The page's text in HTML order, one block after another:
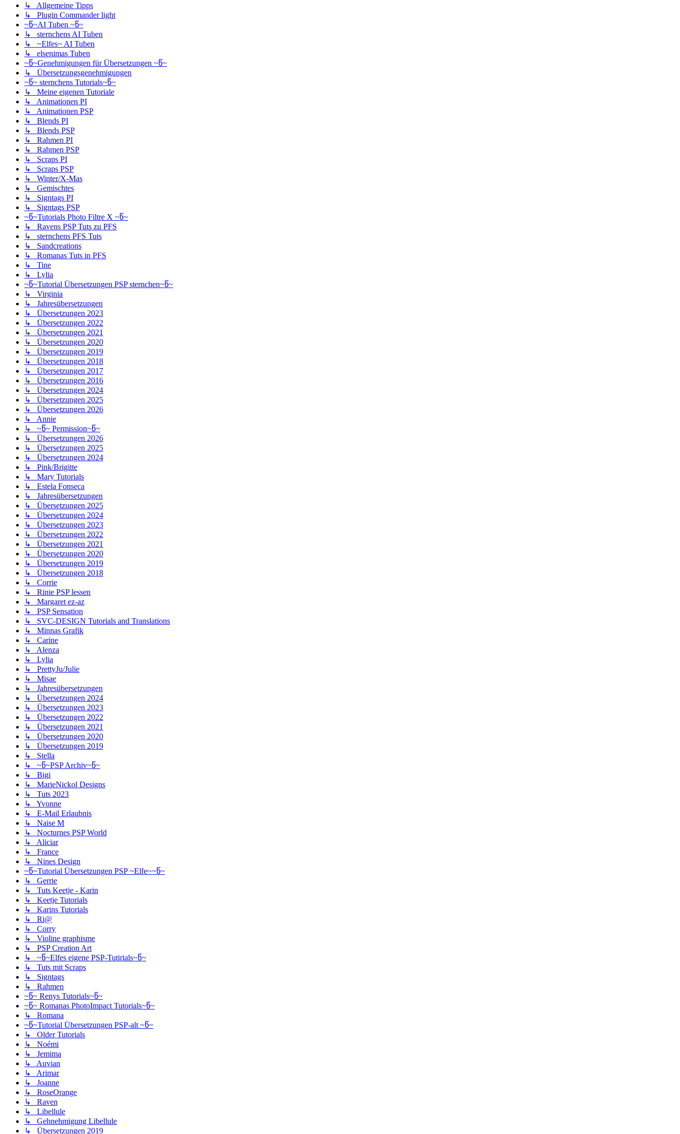
↳ Allgemeine Tipps
↳ Plugin Commander light
~წ~AI Tuben ~წ~
↳ sternchens AI Tuben
↳ ~Elfes~ AI Tuben
↳ elsenimas Tuben
~წ~Genehmigungen für Übersetzungen ~წ~
↳ Übersetzungsgenehmigungen
~წ~ sternchens Tutorials~წ~
↳ Meine eigenen Tutoriale
↳ Animationen PI
↳ Animationen PSP
↳ Blends PI
↳ Blends PSP
↳ Rahmen PI
↳ Rahmen PSP
↳ Scraps PI
↳ Scraps PSP
↳ Winter/X-Mas
↳ Gemischtes
↳ Signtags PI
↳ Signtags PSP
~წ~Tutorials Photo Filtre X ~წ~
↳ Ravens PSP Tuts zu PFS
↳ sternchens PFS Tuts
↳ Sandcreations
↳ Romanas Tuts in PFS
↳ Tine
↳ Lylia
~წ~Tutorial Übersetzungen PSP sternchen~წ~
↳ Virginia
↳ Jahresübersetzungen
↳ Übersetzungen 2023
↳ Übersetzungen 2022
↳ Übersetzungen 2021
↳ Übersetzungen 2020
↳ Übersetzungen 2019
↳ Übersetzungen 2018
↳ Übersetzungen 2017
↳ Übersetzungen 2016
↳ Übersetzungen 2024
↳ Übersetzungen 2025
↳ Übersetzungen 2026
↳ Annie
↳ ~წ~ Permission~წ~
↳ Übersetzungen 2026
↳ Übersetzungen 2025
↳ Übersetzungen 2024
↳ Pink/Brigitte
↳ Mary Tutorials
↳ Estela Fonseca
↳ Jahresübersetzungen
↳ Übersetzungen 2025
↳ Übersetzungen 2024
↳ Übersetzungen 2023
↳ Übersetzungen 2022
↳ Übersetzungen 2021
↳ Übersetzungen 2020
↳ Übersetzungen 2019
↳ Übersetzungen 2018
↳ Corrie
↳ Rinie PSP lessen
↳ Margaret ez-az
↳ PSP Sensation
↳ SVC-DESIGN Tutorials and Translations
↳ Minnas Grafik
↳ Carine
↳ Alenza
↳ Lylia
↳ PrettyJu/Julie
↳ Misae
↳ Jahresübersetzungen
↳ Übersetzungen 2024
↳ Übersetzungen 2023
↳ Übersetzungen 2022
↳ Übersetzungen 2021
↳ Übersetzungen 2020
↳ Übersetzungen 2019
↳ Stella
↳ ~წ~PSP Archiv~წ~
↳ Bigi
↳ MarieNickol Designs
↳ Tuts 2023
↳ Yvonne
↳ E-Mail Erlaubnis
↳ Naise M
↳ Nocturnes PSP World
↳ Aliciar
↳ France
↳ Nines Design
~წ~Tutorial Übersetzungen PSP ~Elfe~~წ~
↳ Gerrie
↳ Tuts Keetje - Karin
↳ Keetje Tutorials
↳ Karins Tutorials
↳ Ri@
↳ Corry
↳ Violine graphisme
↳ PSP Creation Art
↳ ~წ~Elfes eigene PSP-Tutirials~წ~
↳ Tuts mit Scraps
↳ Signtags
↳ Rahmen
~წ~ Renys Tutorials~წ~
~წ~ Romanas PhotoImpact Tutorials~წ~
↳ Romana
~წ~Tutorial Übersetzungen PSP-alt ~წ~
↳ Older Tutorials
↳ Noémi
↳ Jemima
↳ Auvian
↳ Arimar
↳ Joanne
↳ RoseOrange
↳ Raven
↳ Libellule
↳ Gehnehmigung Libellule
↳ Übersetzungen 2019